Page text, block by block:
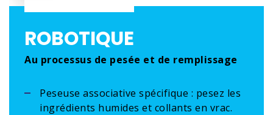
ROBOTIQUE
Au processus de pesée et de remplissage
Peseuse associative spécifique : pesez les
ingrédients humides et collants en vrac.